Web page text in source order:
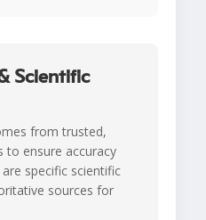
Scientific
from trusted,
to ensure accuracy
specific scientific
sources for